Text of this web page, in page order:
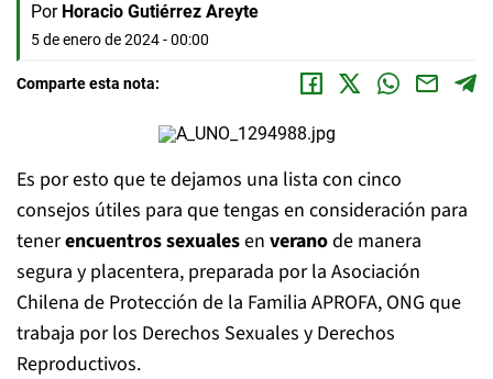
Por Horacio Gutiérrez Areyte
5 de enero de 2024 - 00:00
Comparte esta nota:
Es por esto que te dejamos una lista con cinco
consejos útiles para que tengas en consideración para
tenerencuentros sexualesen veranode manera
segura y placentera, preparada por la Asociación
Chilena de Protección de la Familia APROFA, ONG que
trabaja por los Derechos Sexuales y Derechos
Reproductivos.